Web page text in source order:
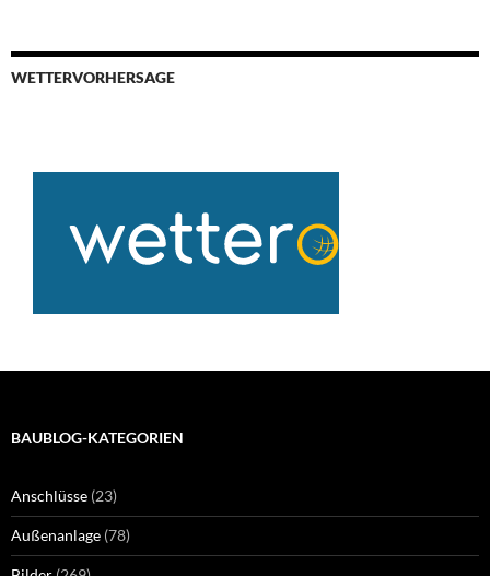
WETTERVORHERSAGE
BAUBLOG-KATEGORIEN
Anschlüsse (23)
Außenanlage (78)